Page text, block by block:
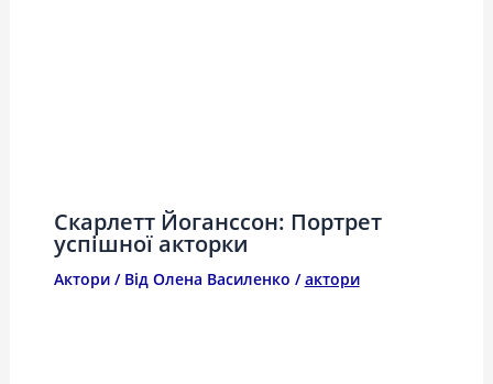
Скарлетт Йоганссон: Портрет
успішної акторки
Актори/ Від Олена Василенко /актори